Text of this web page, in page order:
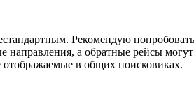
Рекомендую
направления, а обратные рейсы
отображаемые в общих поисковиках.